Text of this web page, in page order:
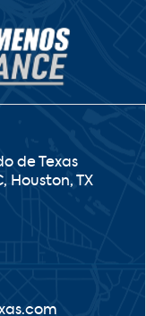
de Texas
Houston, TX